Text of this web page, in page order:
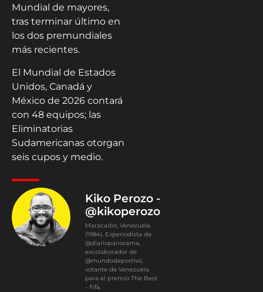
Mundial de mayores,
tras terminar último en
los dos premundiales
más recientes.
El Mundial de Estados
Unidos, Canadá y
México de 2026 contará
con 48 equipos; las
Eliminatorias
Sudamericanas otorgan
seis cupos y medio.
Kiko Perozo -
@kikoperozo
Maracaibo, Venezuela
(1984). Experiodista de
@diariopanorama,
excolaborador de
@mundodeportivo,
votante de Venezuela
para el premio The Best
- Fifa.